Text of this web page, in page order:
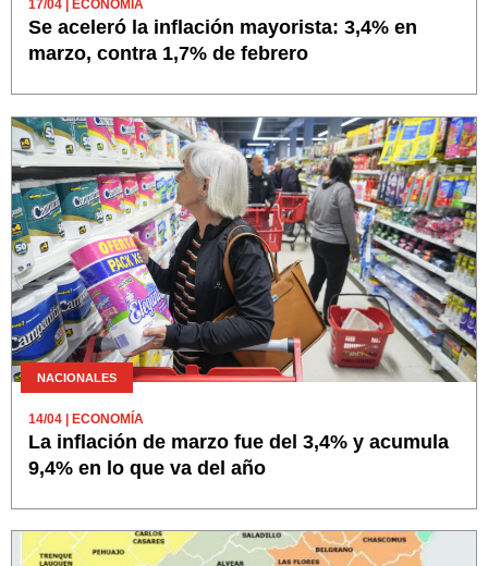
17/04 | ECONOMÍA
Se aceleró la inflación mayorista: 3,4% en
marzo, contra 1,7% de febrero
NACIONALES
14/04 | ECONOMÍA
La inflación de marzo fue del 3,4% y acumula
9,4% en lo que va del año